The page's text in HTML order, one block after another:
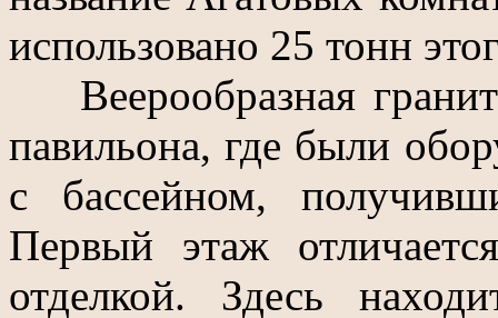
использовано 25 тонн
Веерообразная
павильона, где были
с бассейном,
Первый этаж
отделкой. Здесь